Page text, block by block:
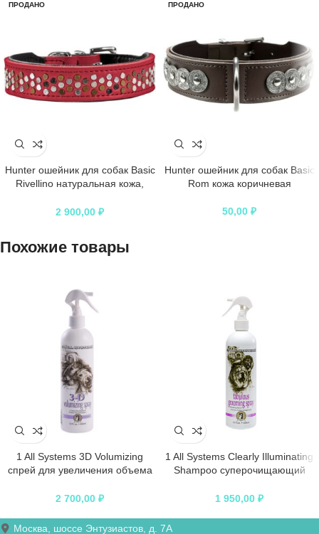
ПРОДАНО
Hunter ошейник для собак Basic
Rivellino натуральная кожа,
2 900,00 ₽
ПРОДАНО
Hunter ошейник для собак Basic
Rom кожа коричневая
50,00 ₽
Похожие товары
1 All Systems 3D Volumizing
спрей для увеличения объема
2 700,00 ₽
1 All Systems Clearly Illuminating
Shampoo суперочищающий
1 950,00 ₽
Москва, шоссе Энтузиастов, д. 7А